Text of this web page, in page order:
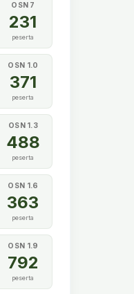
OSN 7
231
peserta
OSN 1.0
371
peserta
OSN 1.3
488
peserta
OSN 1.6
363
peserta
OSN 1.9
792
peserta